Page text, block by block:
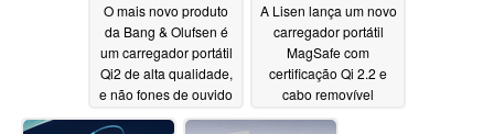
O mais novo produto
da Bang & Olufsen é
um carregador portátil
Qi2 de alta qualidade,
e não fones de ouvido
07/05/2026
A Lisen lança um novo
carregador portátil
MagSafe com
certificação Qi 2.2 e
cabo removível
07/02/2026